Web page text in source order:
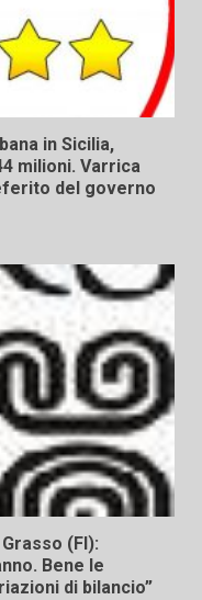
in Sicilia,
milioni. Varrica
del governo
(FI):
Bene le
di bilancio”